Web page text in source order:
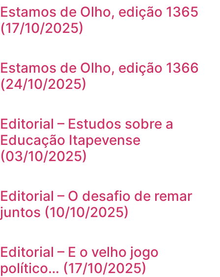
Estamos de Olho, edição 1365
(17/10/2025)
Estamos de Olho, edição 1366
(24/10/2025)
Editorial – Estudos sobre a
Educação Itapevense
(03/10/2025)
Editorial – O desafio de remar
juntos (10/10/2025)
Editorial – E o velho jogo
político… (17/10/2025)